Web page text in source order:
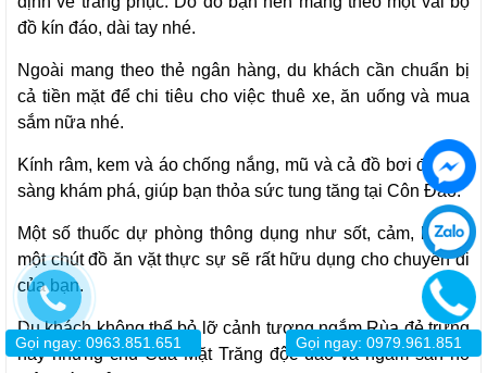
đồ kín đáo, dài tay nhé.
Ngoài mang theo thẻ ngân hàng, du khách cần chuẩn bị
cả tiền mặt để chi tiêu cho việc thuê xe, ăn uống và mua
sắm nữa nhé.
Kính râm, kem và áo chống nắng, mũ và cả đồ bơi để sẵn
sàng khám phá, giúp bạn thỏa sức tung tăng tại Côn Đảo.
Một số thuốc dự phòng thông dụng như sốt, cảm, ho, và
một chút đồ ăn vặt thực sự sẽ rất hữu dụng cho chuyến đi
của bạn.
Du khách không thể bỏ lỡ cảnh tượng ngắm Rùa đẻ trứng
hay những chú Cua Mặt Trăng độc đáo và ngắm san hô
Gọi ngay: 0979.961.851
Gọi ngay: 0963.851.651